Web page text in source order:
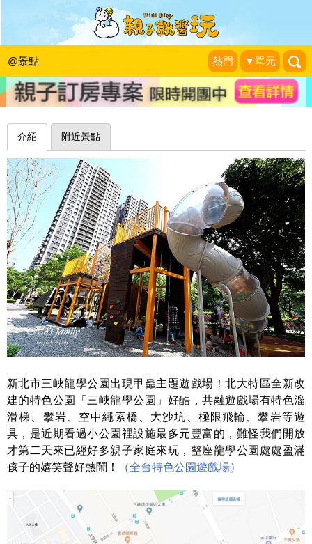
@景點 熱門 ▼單元
甲蟲主題遊戲場，小公園出現多元豐富
遊樂設施～三峽龍學公園
1＋1＝3 玩學樂生活|2018-04-19
介紹 附近景點
新北市三峽龍學公園出現甲蟲主題遊戲場！北大特區全新改
建的特色公園「三峽龍學公園」好酷，共融遊戲場有特色溜
滑梯、攀岩、空中繩索橋、大沙坑、極限飛輪、攀岩等遊
具，是近期看過小公園裡設施最多元豐富的，難怪我們開放
才第二天來已經好多親子家庭來玩，整座龍學公園處處盈滿
孩子的嬉笑聲好熱鬧！
（全台特色公園遊戲場）